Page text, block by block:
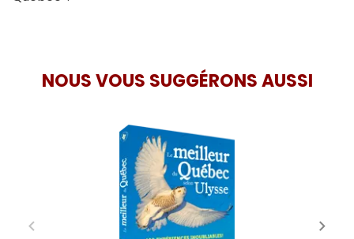
NOUS VOUS SUGGÉRONS AUSSI